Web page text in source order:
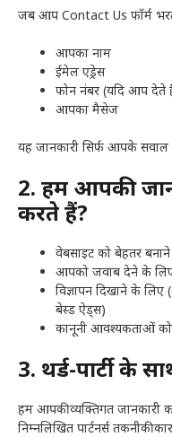
जब आप Contact Us फॉर्म
आपका नाम
ईमेल एड्रेस
फोन नंबर (यदि आप देते
आपका मैसेज
यह जानकारी सिर्फ आपके सवाल
2. हम आपकी
करते हैं?
वेबसाइट को बेहतर
आपको जवाब देने के लिए
विज्ञापन दिखाने के लिए
बेस्ड ऐड्स)
कानूनी आवश्यकताओं
3. थर्ड-पार्टी के
हम आपकी व्यक्तिगत जानकारी
निम्नलिखित पार्टनर्स तकनीकी